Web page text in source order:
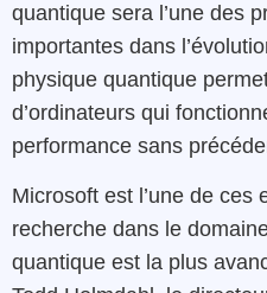
quantique sera l’une des
importantes dans
physique quantique
d’ordinateurs qui
performance sans
Microsoft est l’une de ces
recherche dans le
quantique est la plus